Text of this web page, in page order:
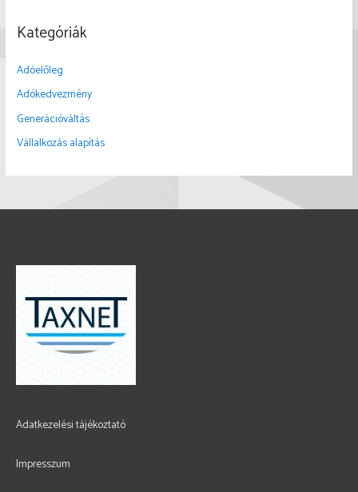
Kategóriák
Adóelőleg
Adókedvezmény
Generációváltás
Vállalkozás alapítás
Adatkezelési tájékoztató
Impresszum